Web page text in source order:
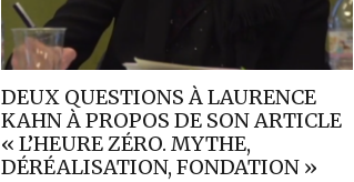
DEUX QUESTIONS À LAURENCE
KAHN À PROPOS DE SON ARTICLE
« L’HEURE ZÉRO. MYTHE,
DÉRÉALISATION, FONDATION »